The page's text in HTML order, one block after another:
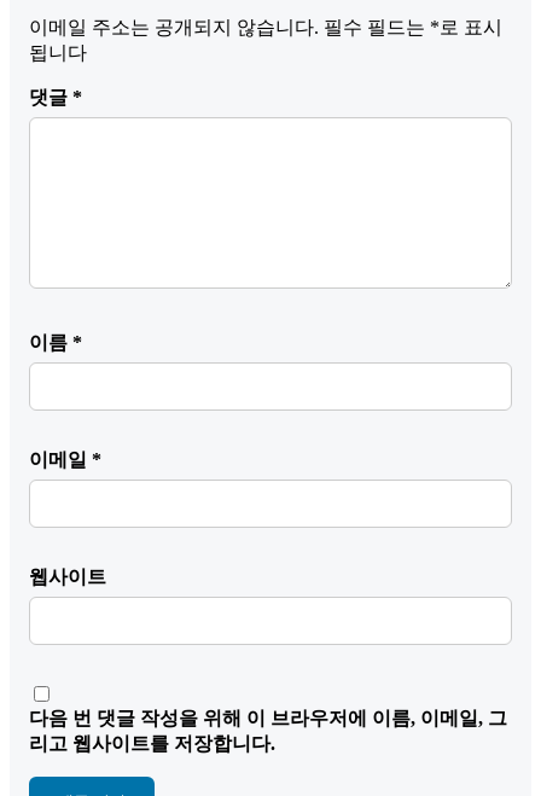
이메일 주소는 공개되지 않습니다. 필수 필드는 *로 표시
됩니다
댓글 *
이름 *
이메일 *
웹사이트
다음 번 댓글 작성을 위해 이 브라우저에 이름, 이메일, 그
리고 웹사이트를 저장합니다.